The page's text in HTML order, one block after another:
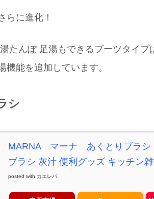
らに進化！
たんぽ 足湯もできるブーツタイ
機能を追加しています。
シ
MARNA マーナ あくとりブラシ
ブラシ 灰汁 便利グッズ キッチン
posted with カエレバ